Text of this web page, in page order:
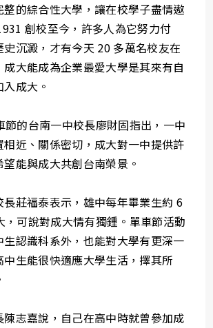
整的綜合性大學，讓在校學子盡情遨
創校至今，許多人為它努力付
沉澱，才有今天 20 多萬名校友在
大能成為企業最愛大學是其來有自
成大。
節的台南一中校長廖財固指出，一中
相近、關係密切，成大對一中提供許
能與成大共創台南榮景。
長莊福泰表示，雄中每年畢業生約 6
，可說對成大情有獨鍾。單車節活動
生認識科系外，也能對大學有更深一
生能很快適應大學生活，擇其所
陳志嘉說，自己在高中時就曾參加成